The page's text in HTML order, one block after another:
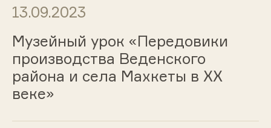
13.09.2023
Музейный урок «Передовики
производства Веденского
района и села Махкеты в ХХ
веке»